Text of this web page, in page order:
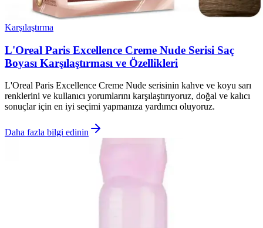
Karşılaştırma
L'Oreal Paris Excellence Creme Nude Serisi Saç
Boyası Karşılaştırması ve Özellikleri
L'Oreal Paris Excellence Creme Nude serisinin kahve ve koyu sarı
renklerini ve kullanıcı yorumlarını karşılaştırıyoruz, doğal ve kalıcı
sonuçlar için en iyi seçimi yapmanıza yardımcı oluyoruz.
Daha fazla bilgi edinin